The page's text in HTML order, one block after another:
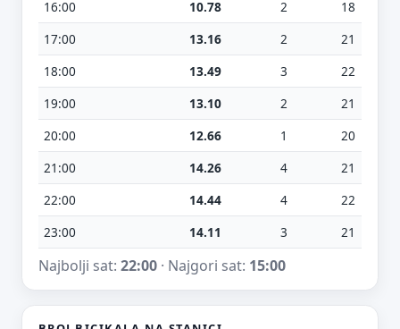
16:00
10.78 2
18
17:00
13.16 2
21
18:00
13.49 3
22
19:00
13.10 2
21
20:00
12.66 1
20
21:00
14.26 4
21
22:00
14.44 4
22
23:00
14.11 3 21
Najbolji sat: 22:00· Najgori sat: 15:00